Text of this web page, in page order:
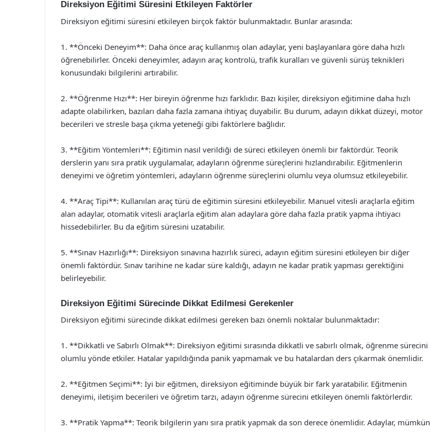
Direksiyon Eğitimi Süresini Etkileyen Faktörler
Direksiyon eğitimi süresini etkileyen birçok faktör bulunmaktadır. Bunlar arasında:
1. **Önceki Deneyim**: Daha önce araç kullanmış olan adaylar, yeni başlayanlara göre daha hızlı
öğrenebilirler. Önceki deneyimler, adayın araç kontrolü, trafik kuralları ve güvenli sürüş teknikleri
konusundaki bilgilerini artırabilir.
2. **Öğrenme Hızı**: Her bireyin öğrenme hızı farklıdır. Bazı kişiler, direksiyon eğitimine daha hızlı
adapte olabilirken, bazıları daha fazla zamana ihtiyaç duyabilir. Bu durum, adayın dikkat düzeyi, motor
becerileri ve stresle başa çıkma yeteneği gibi faktörlere bağlıdır.
3. **Eğitim Yöntemleri**: Eğitimin nasıl verildiği de süreci etkileyen önemli bir faktördür. Teorik
derslerin yanı sıra pratik uygulamalar, adayların öğrenme süreçlerini hızlandırabilir. Eğitmenlerin
deneyimi ve öğretim yöntemleri, adayların öğrenme süreçlerini olumlu veya olumsuz etkileyebilir.
4. **Araç Tipi**: Kullanılan araç türü de eğitimin süresini etkileyebilir. Manuel vitesli araçlarla eğitim
alan adaylar, otomatik vitesli araçlarla eğitim alan adaylara göre daha fazla pratik yapma ihtiyacı
hissedebilirler. Bu da eğitim süresini uzatabilir.
5. **Sınav Hazırlığı**: Direksiyon sınavına hazırlık süreci, adayın eğitim süresini etkileyen bir diğer
önemli faktördür. Sınav tarihine ne kadar süre kaldığı, adayın ne kadar pratik yapması gerektiğini
belirleyebilir.
Direksiyon Eğitimi Sürecinde Dikkat Edilmesi Gerekenler
Direksiyon eğitimi sürecinde dikkat edilmesi gereken bazı önemli noktalar bulunmaktadır:
1. **Dikkatli ve Sabırlı Olmak**: Direksiyon eğitimi sırasında dikkatli ve sabırlı olmak, öğrenme sürecini
olumlu yönde etkiler. Hatalar yapıldığında panik yapmamak ve bu hatalardan ders çıkarmak önemlidir.
2. **Eğitmen Seçimi**: İyi bir eğitmen, direksiyon eğitiminde büyük bir fark yaratabilir. Eğitmenin
deneyimi, iletişim becerileri ve öğretim tarzı, adayın öğrenme sürecini etkileyen önemli faktörlerdir.
3. **Pratik Yapma**: Teorik bilgilerin yanı sıra pratik yapmak da son derece önemlidir. Adaylar, mümkün